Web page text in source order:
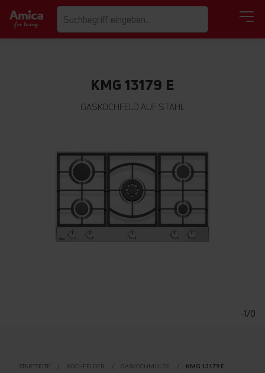
KMG 13179 E
GASKOCHFELD AUF STAHL
-1/0
STARTSEITE KOCHFELDER GASKOCHMULDE KMG 13179 E